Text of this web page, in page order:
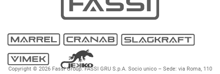
Copyright © 2026 Fassi Group. FASSI GRU S.p.A. Socio unico – Sede: via Roma, 110